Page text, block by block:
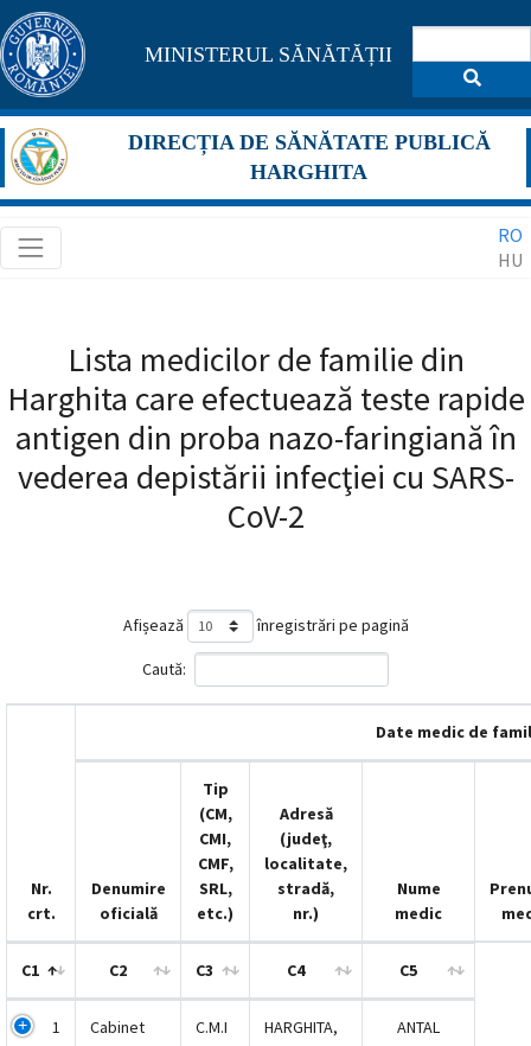
Pagina
maghiară
se
află
în
construcție
română
secunde.
alatt
román
nyelvű
oldalra
5
másodpercen
MINISTERUL SĂNĂTĂȚII
DIRECȚIA DE SĂNĂTATE PUBLICĂ
HARGHITA
RO
HU
Lista medicilor de familie din
Harghita care efectuează teste rapide
antigen din proba nazo-faringiană în
vederea depistării infecţiei cu SARS-
CoV-2
Afișează înregistrări pe pagină
Caută:
Nr.
crt.
Date medic de
Denumire
oficială
Tip
(CM,
CMI,
CMF,
SRL,
etc.)
Adresă
(judeţ,
localitate,
stradă,
nr.)
Nume
medic
C1 C2 C3 C4 C5
1
Cabinet
C.M.I
HARGHITA,
ANTAL